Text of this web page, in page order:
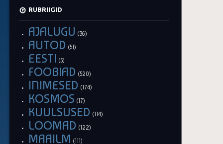
RUBRIIGID
AJALUGU (36)
AUTOD (51)
EESTI (5)
FOOBIAD (520)
INIMESED (174)
KOSMOS (17)
KUULSUSED (114)
LOOMAD (122)
MAAILM (111)